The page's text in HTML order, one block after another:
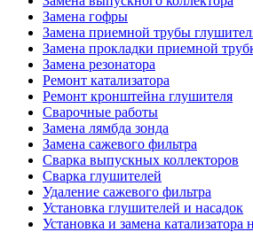
Замена гофры
Замена приемной трубы
Замена прокладки приемной
Замена резонатора
Ремонт катализатора
Ремонт кронштейна глушителя
Сварочные работы
Замена лямбда зонда
Замена сажевого фильтра
Сварка выпускных коллекторов
Сварка глушителей
Удаление сажевого фильтра
Установка глушителей и насадок
Установка и замена катализатора